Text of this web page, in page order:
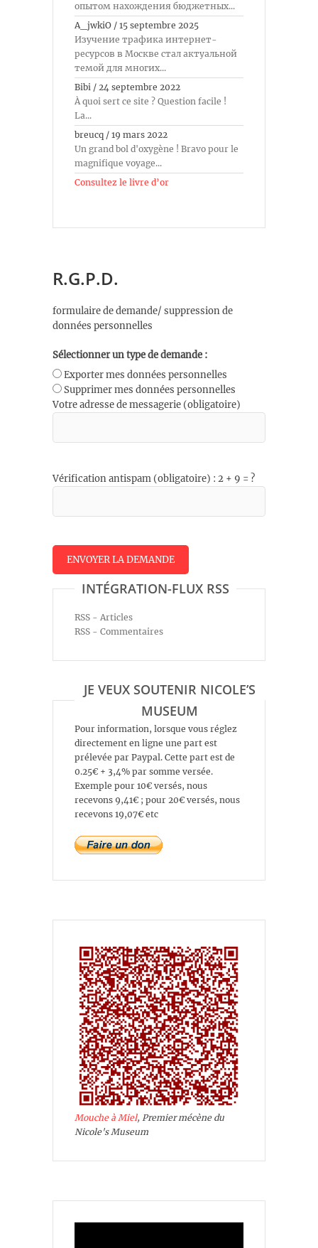
опытом нахождения бюджетных...
A_jwkiO / 15 septembre 2025
Изучение трафика интернет-
ресурсов в Москве стал актуальной
темой для многих...
Bibi / 24 septembre 2022
À quoi sert ce site ? Question facile !
La...
breucq / 19 mars 2022
Un grand bol d'oxygène ! Bravo pour le
magnifique voyage...
Consultez le livre d’or
R.G.P.D.
formulaire de demande/ suppression de
données personnelles
Sélectionner un type de demande :
Exporter mes données personnelles
Supprimer mes données personnelles
Votre adresse de messagerie (obligatoire)
Vérification antispam (obligatoire) : 2 + 9 = ?
INTÉGRATION-FLUX RSS
RSS - Articles
RSS - Commentaires
JE VEUX SOUTENIR NICOLE’S
MUSEUM
Pour information, lorsque vous réglez
directement en ligne une part est
prélevée par Paypal. Cette part est de
0.25€ + 3,4% par somme versée.
Exemple pour 10€ versés, nous
recevons 9,41€ ; pour 20€ versés, nous
recevons 19,07€ etc
Mouche à Miel, Premier mécène du
Nicole's Museum